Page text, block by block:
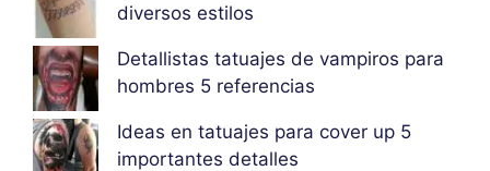
diversos estilos
Detallistas tatuajes de vampiros para
hombres 5 referencias
Ideas en tatuajes para cover up 5
importantes detalles